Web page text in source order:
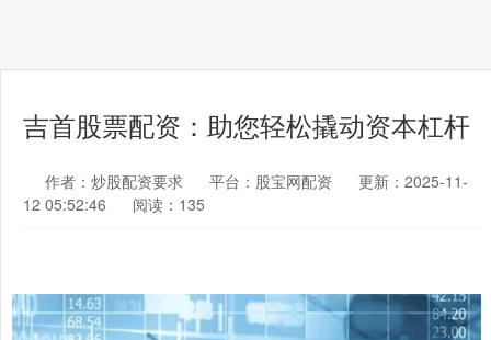
吉首股票配资：助您轻松撬动资本杠杆
作者：炒股配资要求 平台：股宝网配资
更新：2025-11-
12 05:52:46
阅读：135